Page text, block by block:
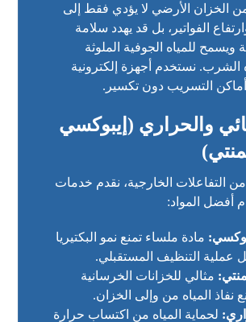
الخزان الأرضي لا يؤدي فقط إلى
الفواتير، بل قد يهدد سلامة
ويسمح للمياه الجوفية الملوثة
الشرب. نستخدم أجهزة إلكترونية
التسريب دون تكسير.
والحراري (إيبوكسي
التفاعلات الخارجية، نقدم خدمات
أفضل المواد:
مادة ملساء تمنع نمو البكتيريا
عملية التنظيف المستقبلي.
مثالي للخزانات الخرسانية
نفاذ المياه من وإلى الخزان.
لحماية المياه من اكتساب حرارة